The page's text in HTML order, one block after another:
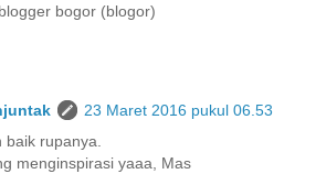
bogor (blogor)
23 Maret 2016 pukul 06.53
rupanya.
menginspirasi yaaa, Mas